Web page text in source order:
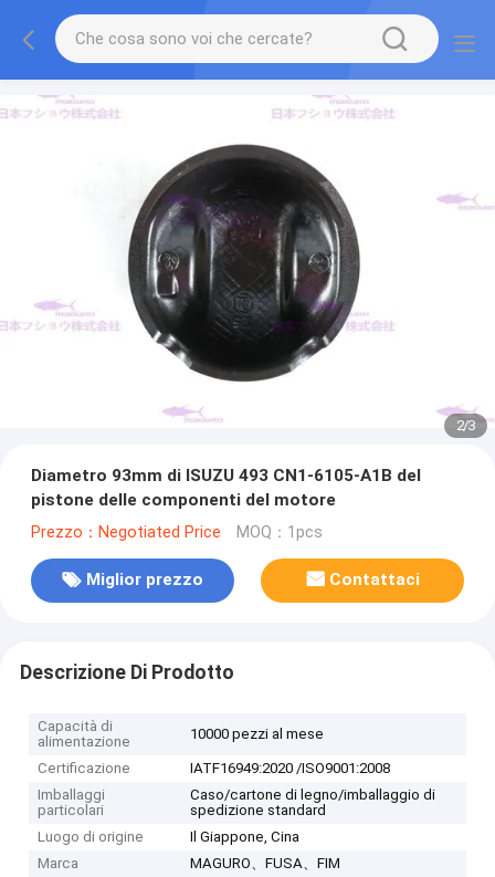
2/3
Diametro 93mm di ISUZU 493 CN1-6105-A1B del
pistone delle componenti del motore
Prezzo：Negotiated Price MOQ：1pcs
Miglior prezzo Contattaci
Descrizione Di Prodotto
Capacità di
alimentazione
10000 pezzi al mese
Certificazione
IATF16949:2020 /ISO9001:2008
Imballaggi
particolari
Caso/cartone di legno/imballaggio di
spedizione standard
Luogo di origine
Il Giappone, Cina
Marca
MAGURO、FUSA、FIM